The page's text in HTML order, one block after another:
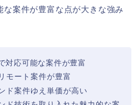
な案件が豊富な点が大きな強み
対応可能な案件が豊富
モート案件が豊富
ド案件ゆえ単価が高い